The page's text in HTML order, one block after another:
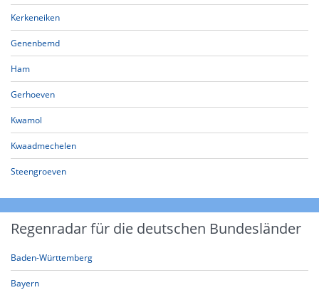
Kerkeneiken
Genenbemd
Ham
Gerhoeven
Kwamol
Kwaadmechelen
Steengroeven
Regenradar für die deutschen Bundesländer
Baden-Württemberg
Bayern